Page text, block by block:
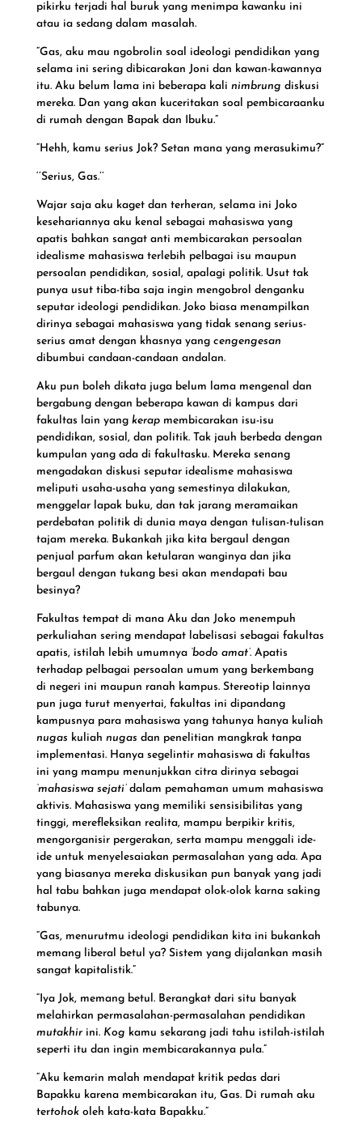
pikirku terjadi hal buruk yang menimpa kawanku ini
atau ia sedang dalam masalah.
“Gas, aku mau ngobrolin soal ideologi pendidikan yang
selama ini sering dibicarakan Joni dan kawan-kawannya
itu. Aku belum lama ini beberapa kali nimbrung diskusi
mereka. Dan yang akan kuceritakan soal pembicaraanku
di rumah dengan Bapak dan Ibuku.”
“Hehh, kamu serius Jok? Setan mana yang merasukimu?”
‘’Serius, Gas.’’
Wajar saja aku kaget dan terheran, selama ini Joko
kesehariannya aku kenal sebagai mahasiswa yang
apatis bahkan sangat anti membicarakan persoalan
idealisme mahasiswa terlebih pelbagai isu maupun
persoalan pendidikan, sosial, apalagi politik. Usut tak
punya usut tiba-tiba saja ingin mengobrol denganku
seputar ideologi pendidikan. Joko biasa menampilkan
dirinya sebagai mahasiswa yang tidak senang serius-
serius amat dengan khasnya yang cengengesan
dibumbui candaan-candaan andalan.
Aku pun boleh dikata juga belum lama mengenal dan
bergabung dengan beberapa kawan di kampus dari
fakultas lain yang kerapmembicarakan isu-isu
pendidikan, sosial, dan politik. Tak jauh berbeda dengan
kumpulan yang ada di fakultasku. Mereka senang
mengadakan diskusi seputar idealisme mahasiswa
meliputi usaha-usaha yang semestinya dilakukan,
menggelar lapak buku, dan tak jarang meramaikan
perdebatan politik di dunia maya dengan tulisan-tulisan
tajam mereka. Bukankah jika kita bergaul dengan
penjual parfum akan ketularan wanginya dan jika
bergaul dengan tukang besi akan mendapati bau
besinya?
Fakultas tempat di mana Aku dan Joko menempuh
perkuliahan sering mendapat labelisasi sebagai fakultas
apatis, istilah lebih umumnya ‘bodo amat’. Apatis
terhadap pelbagai persoalan umum yang berkembang
di negeri ini maupun ranah kampus. Stereotip lainnya
pun juga turut menyertai, fakultas ini dipandang
kampusnya para mahasiswa yang tahunya hanya kuliah
nugas kuliah nugas dan penelitian mangkrak tanpa
implementasi. Hanya segelintir mahasiswa di fakultas
ini yang mampu menunjukkan citra dirinya sebagai
‘mahasiswa sejati’dalam pemahaman umum mahasiswa
aktivis. Mahasiswa yang memiliki sensisibilitas yang
tinggi, merefleksikan realita, mampu berpikir kritis,
mengorganisir pergerakan, serta mampu menggali ide-
ide untuk menyelesaiakan permasalahan yang ada. Apa
yang biasanya mereka diskusikan pun banyak yang jadi
hal tabu bahkan juga mendapat olok-olok karna saking
tabunya.
“Gas, menurutmu ideologi pendidikan kita ini bukankah
memang liberal betul ya? Sistem yang dijalankan masih
sangat kapitalistik.”
“Iya Jok, memang betul. Berangkat dari situ banyak
melahirkan permasalahan-permasalahan pendidikan
mutakhirini. Kog kamu sekarang jadi tahu istilah-istilah
seperti itu dan ingin membicarakannya pula.”
“Aku kemarin malah mendapat kritik pedas dari
Bapakku karena membicarakan itu, Gas. Di rumah aku
tertohokoleh kata-kata Bapakku.”